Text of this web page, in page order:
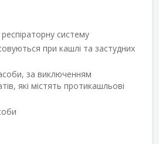
систему
при кашлі та застудних
за виключенням
які містять протикашльові